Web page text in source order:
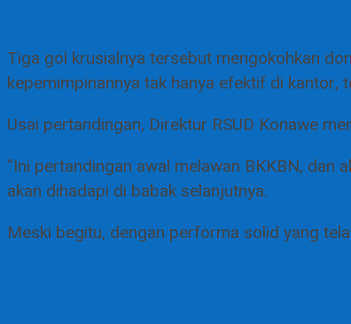
Tiga gol krusialnya tersebut mengokohkan
kepemimpinannya tak hanya efektif di kantor,
Usai pertandingan, Direktur RSUD Konawe
“Ini pertandingan awal melawan BKKBN, dan
akan dihadapi di babak selanjutnya.
Meski begitu, dengan performa solid yang